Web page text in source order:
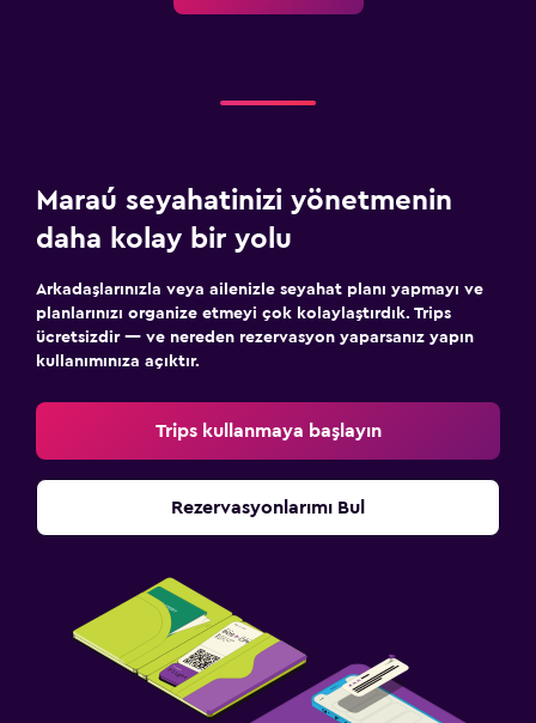
Maraú seyahatinizi yönetmenin
daha kolay bir yolu
Arkadaşlarınızla veya ailenizle seyahat planı yapmayı ve
planlarınızı organize etmeyi çok kolaylaştırdık. Trips
ücretsizdir — ve nereden rezervasyon yaparsanız yapın
kullanımınıza açıktır.
Trips kullanmaya başlayın
Rezervasyonlarımı Bul